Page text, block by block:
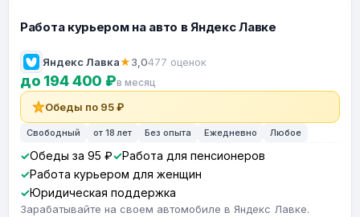
Работа курьером на авто в Яндекс Лавке
Яндекс Лавка★3,0477 оценок
до 194 400 ₽в месяц
Обеды по 95 ₽
Свободный от 18 лет Без опыта Ежедневно Любое
Обеды за 95 ₽
Работа для пенсионеров
Работа курьером для женщин
Юридическая поддержка
Зарабатывайте на своем автомобиле в Яндекс Лавке.